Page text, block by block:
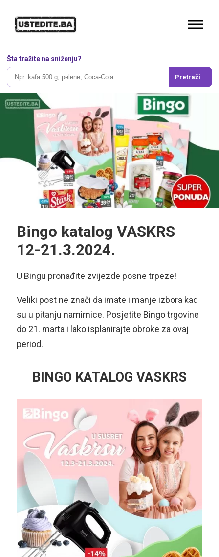
Šta tražite na sniženju?
Pretraži
Bingo katalog VASKRS
12-21.3.2024.
U Bingu pronađite zvijezde posne trpeze!
Veliki post ne znači da imate i manje izbora kad
su u pitanju namirnice. Posjetite Bingo trgovine
do 21. marta i lako isplanirajte obroke za ovaj
period.
BINGO KATALOG VASKRS